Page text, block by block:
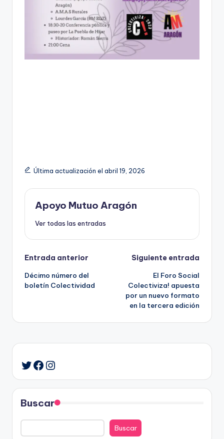
Última actualización el abril 19, 2026
Apoyo Mutuo Aragón
Ver todas las entradas
Navegación
de
Entrada anterior
Décimo número del
boletín Colectividad
Siguiente entrada
El Foro Social
Colectiviza! apuesta
por un nuevo formato
en la tercera edición
Twitter
Facebook
Instagram
Buscar
Buscar